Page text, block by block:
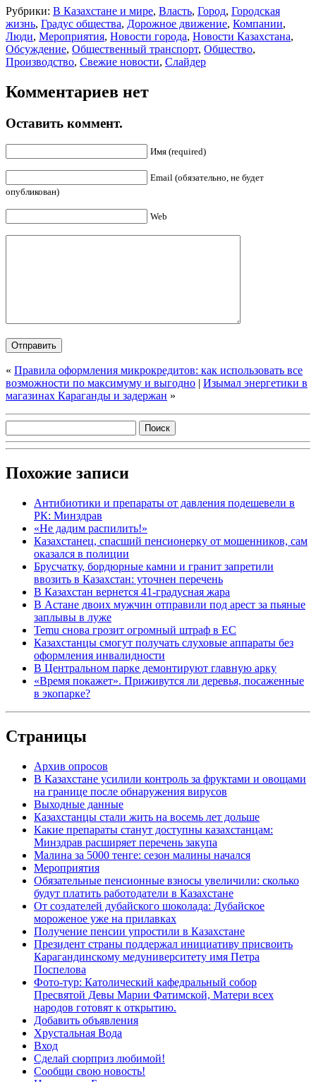
Рубрики: В Казахстане и мире, Власть, Город, Городская
жизнь, Градус общества, Дорожное движение, Компании,
Люди, Мероприятия, Новости города, Новости Казахстана,
Обсуждение, Общественный транспорт, Общество,
Производство, Свежие новости, Слайдер
Комментариев нет
Оставить коммент.
Имя (required)
Email (обязательно, не будет
опубликован)
Web
« Правила оформления микрокредитов: как использовать все
возможности по максимуму и выгодно | Изымал энергетики в
магазинах Караганды и задержан »
Похожие записи
Антибиотики и препараты от давления подешевели в
РК: Минздрав
«Не дадим распилить!»
Казахстанец, спасший пенсионерку от мошенников, сам
оказался в полиции
Брусчатку, бордюрные камни и гранит запретили
ввозить в Казахстан: уточнен перечень
В Казахстан вернется 41-градусная жара
В Астане двоих мужчин отправили под арест за пьяные
заплывы в луже
Temu снова грозит огромный штраф в ЕС
Казахстанцы смогут получать слуховые аппараты без
оформления инвалидности
В Центральном парке демонтируют главную арку
«Время покажет». Приживутся ли деревья, посаженные
в экопарке?
Страницы
Архив опросов
В Казахстане усилили контроль за фруктами и овощами
на границе после обнаружения вирусов
Выходные данные
Казахстанцы стали жить на восемь лет дольше
Какие препараты станут доступны казахстанцам:
Минздрав расширяет перечень закупа
Малина за 5000 тенге: сезон малины начался
Мероприятия
Обязательные пенсионные взносы увеличили: сколько
будут платить работодатели в Казахстане
От создателей дубайского шоколада: Дубайское
мороженое уже на прилавках
Получение пенсии упростили в Казахстане
Президент страны поддержал инициативу присвоить
Карагандинскому медуниверситету имя Петра
Поспелова
Фото-тур: Католический кафедральный собор
Пресвятой Девы Марии Фатимской, Матери всех
народов готовят к открытию.
Добавить объявления
Хрустальная Вода
Вход
Сделай сюрприз любимой!
Сообщи свою новость!